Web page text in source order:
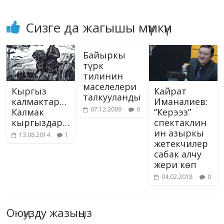
Сизге да жагышы мүмкүн
Кыргыз
калмактар…
Калмак
кыргыздар…
13.08.2014 1
Байыркы
түрк
тилинин
маселелери
талкууланды
07.12.2009 0
Кайрат
Иманалиев:
“Керээз”
спектаклин
ин азыркы
жетекчилер
сабак алчу
жери көп
04.02.2018 0
Оюңузду жазыңыз